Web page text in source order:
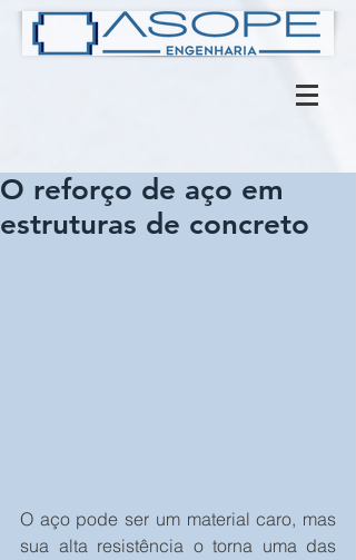
O reforço de aço em
estruturas de concreto
O aço pode ser um material caro, mas
sua alta resistência o torna uma das